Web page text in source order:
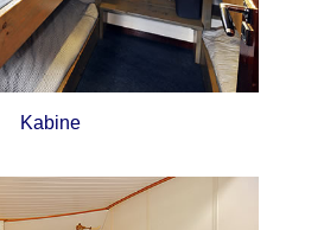
Kabine